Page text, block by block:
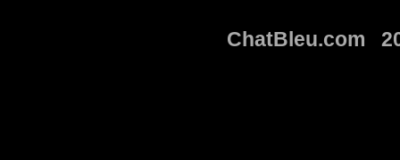
ChatBleu.com